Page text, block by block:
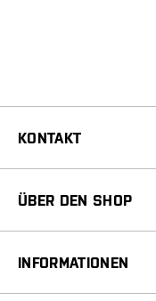
KONTAKT
ÜBER DEN SHOP
INFORMATIONEN